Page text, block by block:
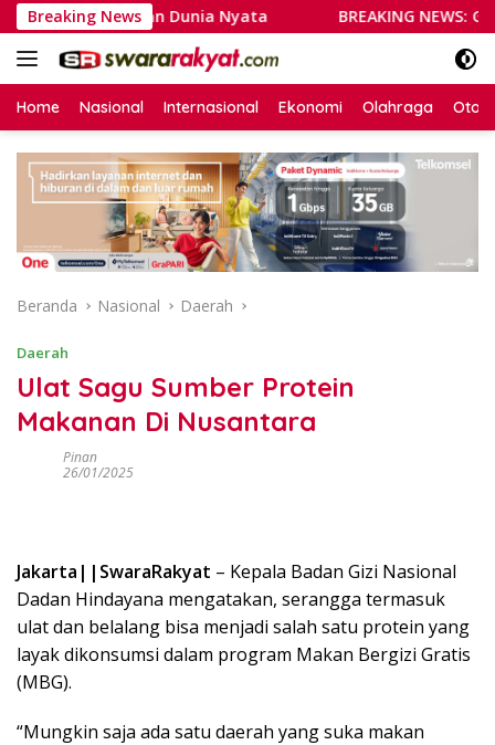
Langsung
ke
konten
Breaking News
dengan Dunia Nyata BREAKING NEWS:
Home Nasional Internasional Ekonomi Olahraga
Beranda Nasional Daerah
Daerah
Ulat Sagu Sumber Protein
Makanan Di Nusantara
Pinan
26/01/2025
Jakarta||SwaraRakyat – Kepala Badan Gizi Nasional
Dadan Hindayana mengatakan, serangga termasuk
ulat dan belalang bisa menjadi salah satu protein yang
layak dikonsumsi dalam program Makan Bergizi Gratis
(MBG).
“Mungkin saja ada satu daerah yang suka makan